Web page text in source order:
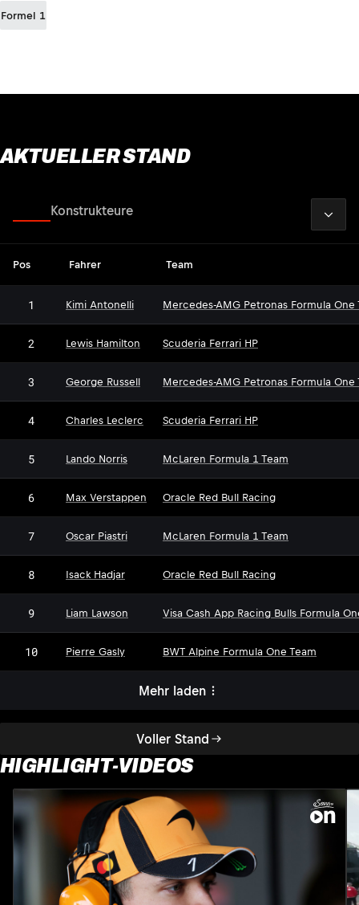
Formel 1
AKTUELLER STAND
Voller Stand
Konstrukteure
Pos Fahrer Team
1 Kimi Antonelli Mercedes-AMG Petronas Formula One
2 Lewis Hamilton Scuderia Ferrari HP
3 George Russell Mercedes-AMG Petronas Formula One
4 Charles Leclerc Scuderia Ferrari HP
5 Lando Norris McLaren Formula 1 Team
6 Max Verstappen Oracle Red Bull Racing
7 Oscar Piastri McLaren Formula 1 Team
8 Isack Hadjar Oracle Red Bull Racing
9 Liam Lawson Visa Cash App Racing Bulls Formula
10 Pierre Gasly BWT Alpine Formula One Team
Mehr laden
HIGHLIGHT-VIDEOS